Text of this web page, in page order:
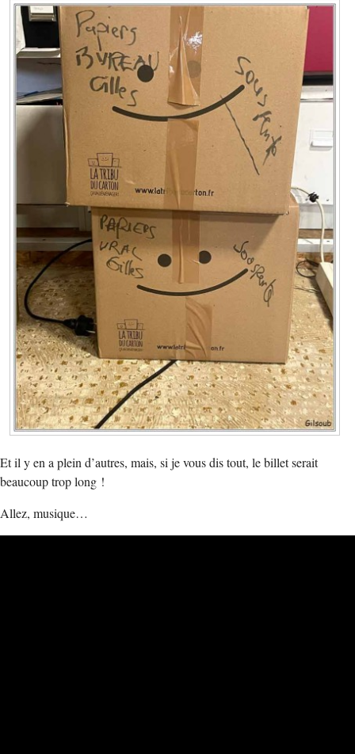
Et il y en a plein d’autres, mais, si je vous dis tout, le billet serait
beaucoup trop long !
Allez, musique…